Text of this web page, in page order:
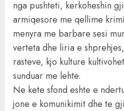
nga pushteti, kerkoheshin
armiqesore me qellime
menyra me barbare sesi
verteta dhe liria e
rasteve, kjo kulture
sunduar me lehte.
Ne kete sfond eshte e
jone e komunikimit dhe te